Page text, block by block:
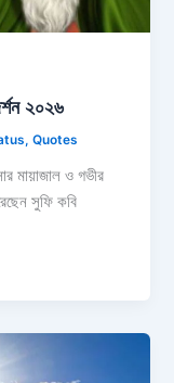
২০২৬
,Quotes
মায়াজাল ও গভীর
সুফি কবি